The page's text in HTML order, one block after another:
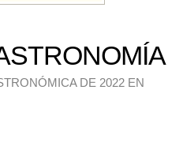
DE 2022 EN